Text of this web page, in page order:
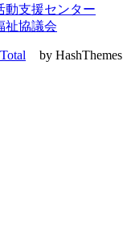
動支援センター
祉協議会
by HashThemes